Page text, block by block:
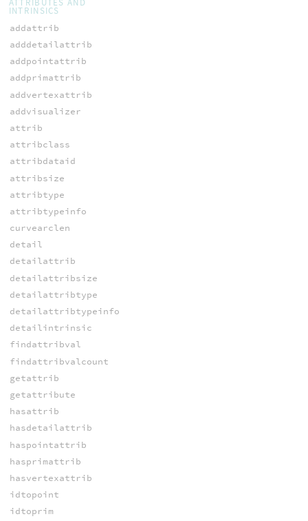
INTRINSICS
addattrib
adddetailattrib
addpointattrib
addprimattrib
addvertexattrib
addvisualizer
attrib
attribclass
attribdataid
attribsize
attribtype
attribtypeinfo
curvearclen
detail
detailattrib
detailattribsize
detailattribtype
detailattribtypeinfo
detailintrinsic
findattribval
findattribvalcount
getattrib
getattribute
hasattrib
hasdetailattrib
haspointattrib
hasprimattrib
hasvertexattrib
idtopoint
idtoprim